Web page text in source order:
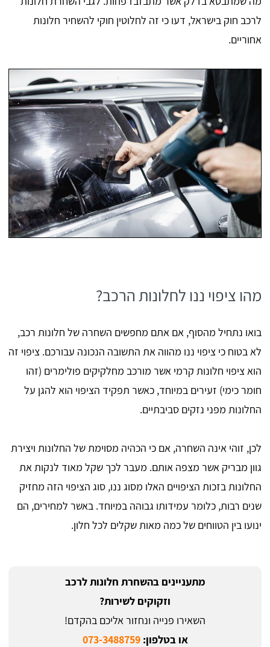
לרכב חוק בישראל, דעו כי זה לחלוטין חוקי להשחיר חלונות
אחוריים.
מהו ציפוי ננו לחלונות הרכב?
בואו נתחיל מהסוף, אם אתם מחפשים השחרה של חלונות רכב,
לא בטוח כי ציפוי ננו מהווה את התשובה הנכונה עבורכם. ציפוי זה
הוא ציפוי חלונות קרמי אשר מורכב מחלקיקים פולימרים (זהו
חומר כימי) זעירים במיוחד, כאשר תפקיד הציפוי הוא להגן על
החלונות מפני נזקים סביבתיים.
לכן, זוהי אינה השחרה, אם כי הכהיה מסוימת של החלונות ויצירת
גוון מבריק אשר מצפה אותם. מעבר לכך שקל מאוד לנקות את
החלונות בזכות הציפויים האלו מסוג ננו, סוג הציפוי הזה מחזיק
שנים רבות, כלומר עמידותו גבוהה במיוחד. באשר למחירים, הם
ינועו בין הטווחים של כמה מאות שקלים לכל חלון.
מתעניינים בהשחרת חלונות לרכב
וזקוקים לשירות?
השאירו פנייה ונחזור אליכם בהקדם!
או בטלפון:073-3488759